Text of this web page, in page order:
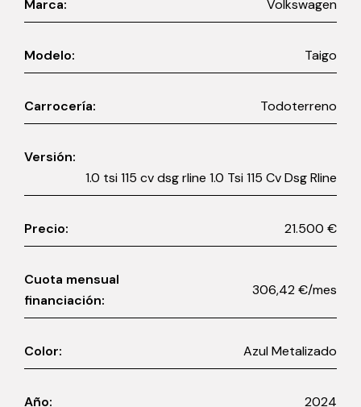
Marca: Volkswagen
Modelo: Taigo
Carrocería: Todoterreno
Versión:
1.0 tsi 115 cv dsg rline 1.0 Tsi 115 Cv Dsg Rline
Precio: 21.500 €
Cuota mensual
financiación:
306,42 €/mes
Color: Azul Metalizado
Año: 2024